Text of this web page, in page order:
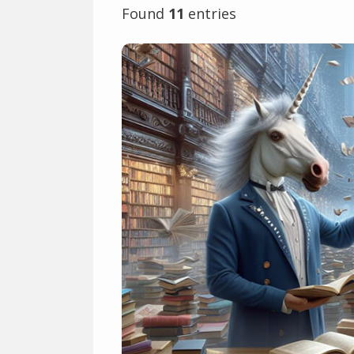
Found 11 entries